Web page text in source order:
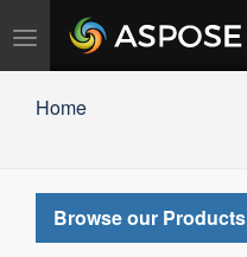
Basculer
Home
Browse our Products